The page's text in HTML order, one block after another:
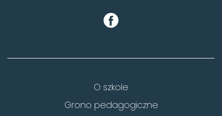
O szkole
Grono pedagogiczne